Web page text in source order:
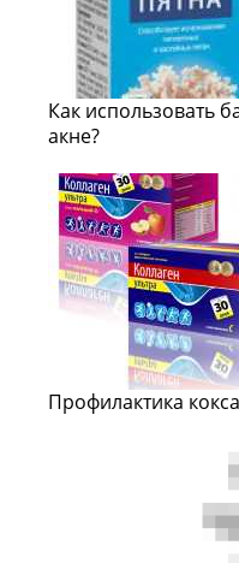
Как использовать
акне?
Профилактика